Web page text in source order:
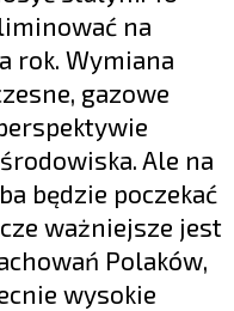
na
rok. Wymiana
gazowe
Ale na
będzie poczekać
ważniejsze jest
Polaków,
wysokie